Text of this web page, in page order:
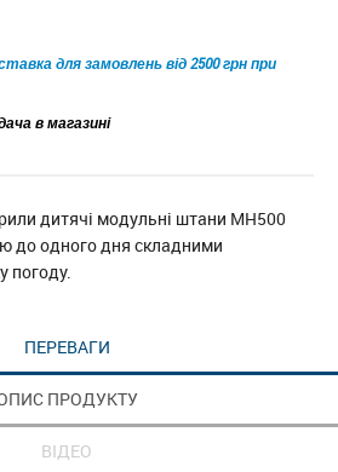
для замовлень від 2500 грн при
в магазині
дитячі модульні штани MH500
до одного дня складними
погоду.
ПЕРЕВАГИ
ПРОДУКТУ
ВІДЕО